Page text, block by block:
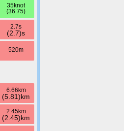
35knot
(36.75)
2.7s
(2.7)s
520m
6.66km
(5.81)km
2.45km
(2.45)km